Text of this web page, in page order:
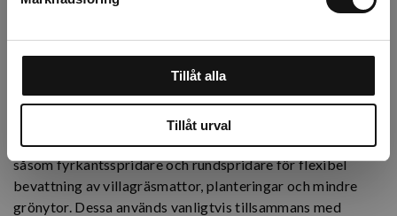
Tillåt alla
Tillåt urval
och driftsäkra system.
Slagpendelspridare, även kallade sektorspridare eller
bra för större gräsytor, parker och öppna ytor där lång
kastlängd och stor täckning krävs.
Kategorin innehåller även klassiskavattenspridare
såsom fyrkantsspridare och rundspridare för flexibel
bevattning av villagräsmattor, planteringar och mindre
grönytor. Dessa används vanligtvis tillsammans med